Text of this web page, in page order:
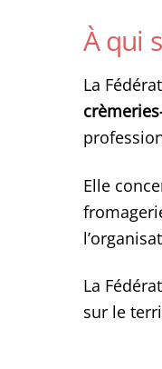
À qui
La
Elle
La
sur le